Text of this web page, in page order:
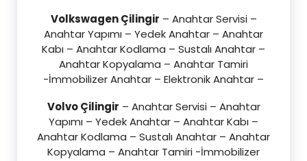
Volkswagen Çilingir – Anahtar Servisi –
Anahtar Yapımı – Yedek Anahtar – Anahtar
Kabı – Anahtar Kodlama – Sustalı Anahtar –
Anahtar Kopyalama – Anahtar Tamiri
-İmmobilizer Anahtar – Elektronik Anahtar –
Volvo Çilingir – Anahtar Servisi – Anahtar
Yapımı – Yedek Anahtar – Anahtar Kabı –
Anahtar Kodlama – Sustalı Anahtar – Anahtar
Kopyalama – Anahtar Tamiri -İmmobilizer